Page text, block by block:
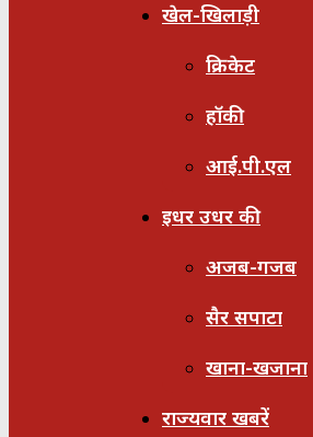
खेल-खिलाड़ी
क्रिकेट
हॉकी
आई.पी.एल
इधर उधर की
अजब-गजब
सैर सपाटा
खाना-खजाना
राज्यवार खबरें